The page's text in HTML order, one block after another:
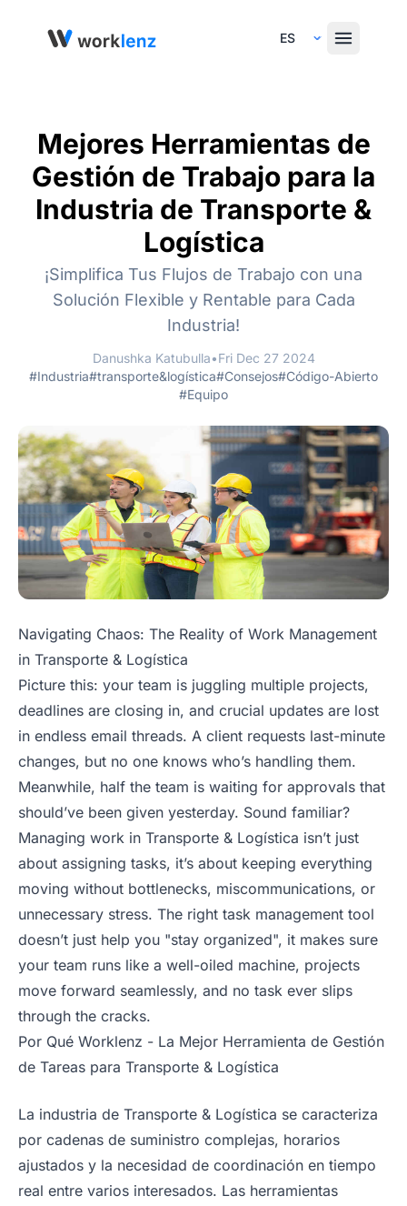
Select Language
Mejores Herramientas de
Gestión de Trabajo para la
Industria de Transporte &
Logística
¡Simplifica Tus Flujos de Trabajo con una
Solución Flexible y Rentable para Cada
Industria!
Danushka Katubulla•Fri Dec 27 2024
#Industria#transporte&logística#Consejos#Código-Abierto
#Equipo
Navigating Chaos: The Reality of Work Management
in Transporte & Logística
Picture this: your team is juggling multiple projects,
deadlines are closing in, and crucial updates are lost
in endless email threads. A client requests last-minute
changes, but no one knows who’s handling them.
Meanwhile, half the team is waiting for approvals that
should’ve been given yesterday. Sound familiar?
Managing work in Transporte & Logística isn’t just
about assigning tasks, it’s about keeping everything
moving without bottlenecks, miscommunications, or
unnecessary stress. The right task management tool
doesn’t just help you "stay organized", it makes sure
your team runs like a well-oiled machine, projects
move forward seamlessly, and no task ever slips
through the cracks.
Por Qué Worklenz - La Mejor Herramienta de Gestión
de Tareas para Transporte & Logística
La industria de Transporte & Logística se caracteriza
por cadenas de suministro complejas, horarios
ajustados y la necesidad de coordinación en tiempo
real entre varios interesados. Las herramientas